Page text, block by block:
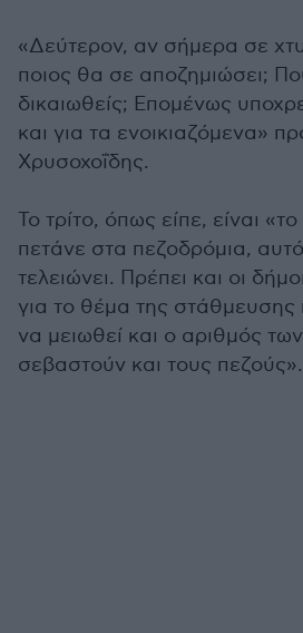
«Δεύτερον, αν σήμερα σε
ποιος θα σε αποζημιώσει;
δικαιωθείς; Επομένως
και για τα ενοικιαζόμενα»
Χρυσοχοΐδης.
Το τρίτο, όπως είπε, είναι
πετάνε στα πεζοδρόμια,
τελειώνει. Πρέπει και οι
για το θέμα της στάθμευσης
να μειωθεί και ο αριθμός
σεβαστούν και τους πεζούς».